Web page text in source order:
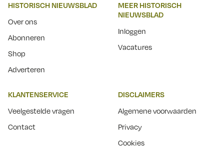
HISTORISCH NIEUWSBLAD
Over ons
Abonneren
Shop
Adverteren
MEER HISTORISCH
NIEUWSBLAD
Inloggen
Vacatures
KLANTENSERVICE
Veelgestelde vragen
Contact
DISCLAIMERS
Algemene voorwaarden
Privacy
Cookies